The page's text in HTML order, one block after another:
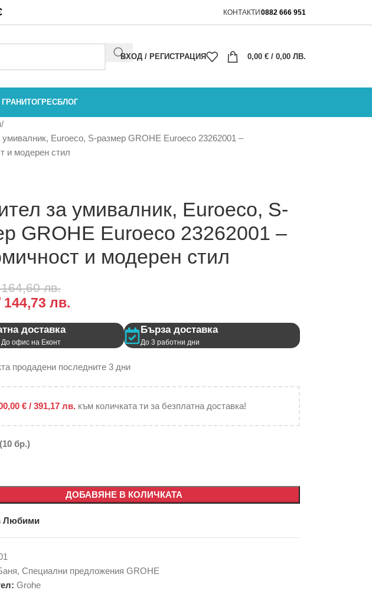
КОНТАКТИ0882 666 951
ВХОД / РЕГИСТРАЦИЯ 0,00 € / 0,00 ЛВ.
БЛОГ
Euroeco, S-размер GROHE Euroeco 23262001 –
и модерен стил
за умивалник, Euroeco, S-
GROHE Euroeco 23262001 –
и модерен стил
лв.
лв.
доставка
офис на Еконт
Бърза доставка
До 3 работни дни
продадени последните 3 дни
€/ 391,17 лв. към количката ти за безплатна доставка!
бр.)
ДОБАВЯНЕ В КОЛИЧКАТА
Любими
, Специални предложения GROHE
Grohe